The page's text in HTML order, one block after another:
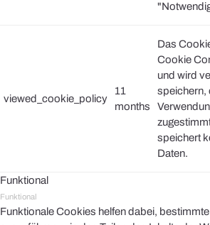
viewed_cookie_policy
11
months
Das
Cookie
und wird
speichern,
speichert
Daten.
Funktional
Funktional
Funktionale Cookies helfen dabei,